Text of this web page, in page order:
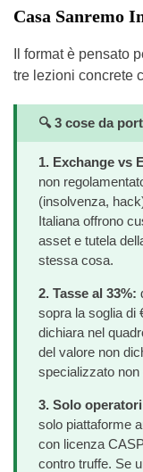
Casa Sanremo
Il format è pensato
tre lezioni concrete
🔍 3 cose da
1. Exchange vs
non
(insolvenza,
Italiana offrono
asset e tutela
stessa cosa.
2. Tasse al 33%:
sopra la soglia di
dichiara nel
del valore non
specializzato
3. Solo
solo piattaforme
con licenza
contro truffe. Se